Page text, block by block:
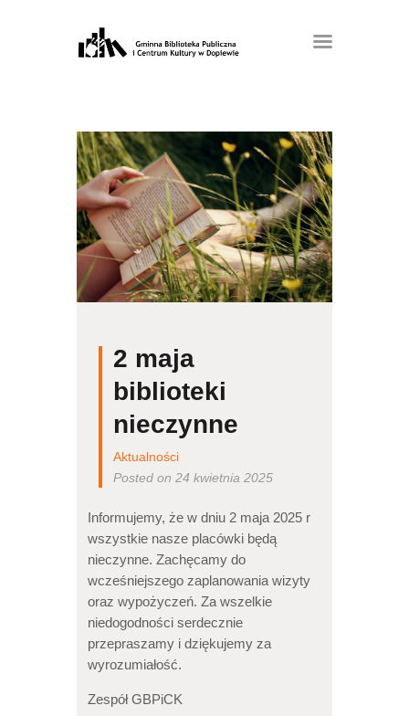
2 maja
biblioteki
nieczynne
Aktualności
Posted on 24 kwietnia 2025
Informujemy, że w dniu 2 maja 2025 r
wszystkie nasze placówki będą
nieczynne. Zachęcamy do
wcześniejszego zaplanowania wizyty
oraz wypożyczeń. Za wszelkie
niedogodności serdecznie
przepraszamy i dziękujemy za
wyrozumiałość.
Zespół GBPiCK